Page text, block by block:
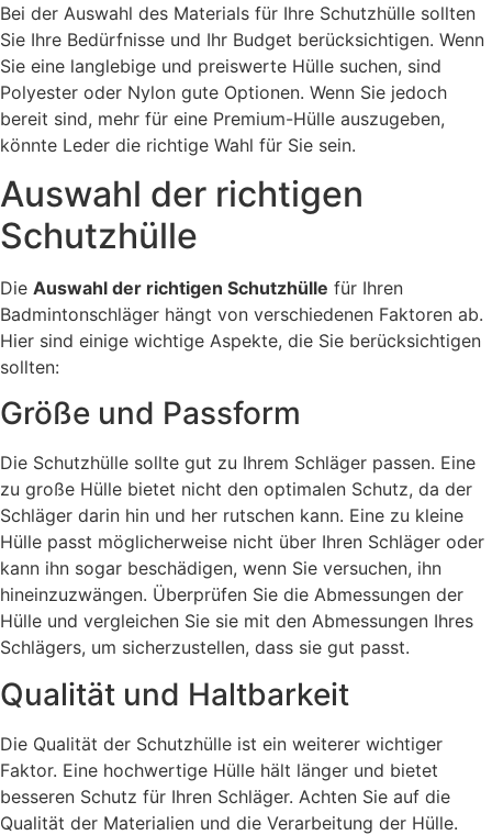
Bei der Auswahl des Materials für Ihre Schutzhülle sollten
Sie Ihre Bedürfnisse und Ihr Budget berücksichtigen. Wenn
Sie eine langlebige und preiswerte Hülle suchen, sind
Polyester oder Nylon gute Optionen. Wenn Sie jedoch
bereit sind, mehr für eine Premium-Hülle auszugeben,
könnte Leder die richtige Wahl für Sie sein.
Auswahl der richtigen
Schutzhülle
Die Auswahl der richtigen Schutzhülle für Ihren
Badmintonschläger hängt von verschiedenen Faktoren ab.
Hier sind einige wichtige Aspekte, die Sie berücksichtigen
sollten:
Größe und Passform
Die Schutzhülle sollte gut zu Ihrem Schläger passen. Eine
zu große Hülle bietet nicht den optimalen Schutz, da der
Schläger darin hin und her rutschen kann. Eine zu kleine
Hülle passt möglicherweise nicht über Ihren Schläger oder
kann ihn sogar beschädigen, wenn Sie versuchen, ihn
hineinzuzwängen. Überprüfen Sie die Abmessungen der
Hülle und vergleichen Sie sie mit den Abmessungen Ihres
Schlägers, um sicherzustellen, dass sie gut passt.
Qualität und Haltbarkeit
Die Qualität der Schutzhülle ist ein weiterer wichtiger
Faktor. Eine hochwertige Hülle hält länger und bietet
besseren Schutz für Ihren Schläger. Achten Sie auf die
Qualität der Materialien und die Verarbeitung der Hülle.